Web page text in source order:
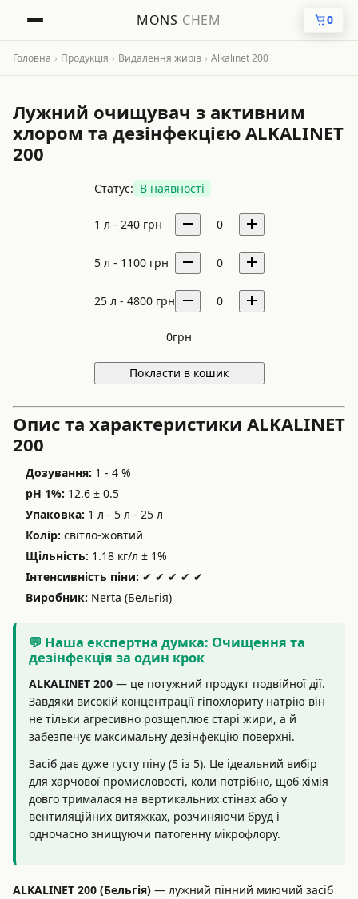
MONS CHEM 0
Головна › Продукція › Видалення жирів › Alkalinet 200
Лужний очищувач з активним
хлором та дезінфекцією ALKALINET
200
Статус: В наявності
1 л - 240 грн 0
5 л - 1100 грн 0
25 л - 4800 грн 0
0грн
Покласти в кошик
Опис та характеристики ALKALINET
200
Дозування: 1 - 4 %
pH 1%: 12.6 ± 0.5
Упаковка: 1 л - 5 л - 25 л
Колір: світло-жовтий
Щільність: 1.18 кг/л ± 1%
Інтенсивність піни: ✔ ✔ ✔ ✔ ✔
Виробник: Nerta (Бельгія)
💬 Наша експертна думка: Очищення та
дезінфекція за один крок
ALKALINET 200 — це потужний продукт подвійної дії.
Завдяки високій концентрації гіпохлориту натрію він
не тільки агресивно розщеплює старі жири, а й
забезпечує максимальну дезінфекцію поверхні.
Засіб дає дуже густу піну (5 із 5). Це ідеальний вибір
для харчової промисловості, коли потрібно, щоб хімія
довго трималася на вертикальних стінах або у
вентиляційних витяжках, розчиняючи бруд і
одночасно знищуючи патогенну мікрофлору.
ALKALINET 200 (Бельгія) — лужний пінний миючий засіб